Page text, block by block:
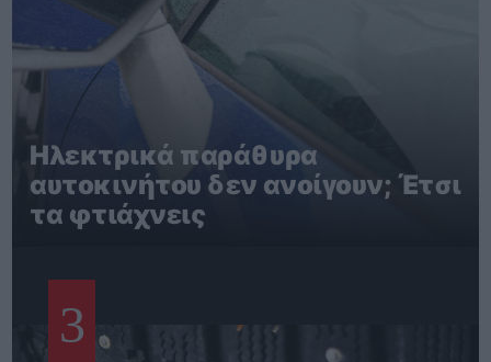
Ηλεκτρικά παράθυρα
αυτοκινήτου δεν ανοίγουν; Έτσι
τα φτιάχνεις
3